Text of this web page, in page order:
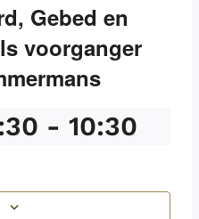
Gebed en
voorganger
- 10:30